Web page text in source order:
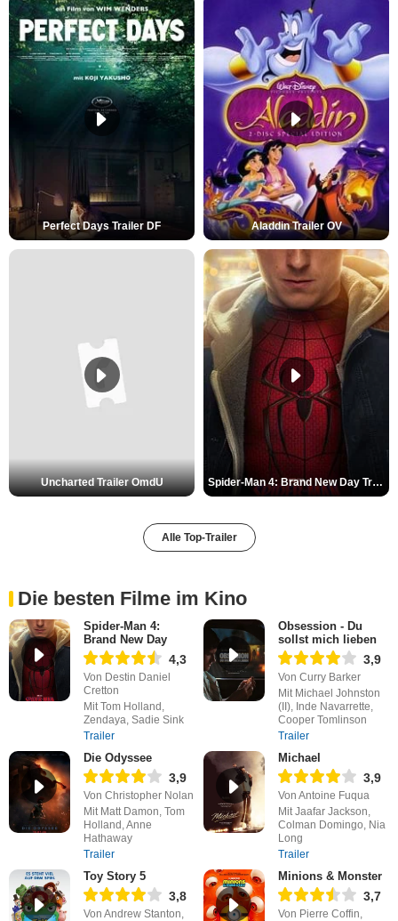
Perfect Days Trailer DF Aladdin Trailer OV
Uncharted Trailer OmdU Spider-Man 4: Brand New Day Trailer (3) DF
Alle Top-Trailer
Die besten Filme im Kino
Spider-Man 4:
Brand New Day
4,3
Von Destin Daniel
Cretton
Mit Tom Holland,
Zendaya, Sadie Sink
Trailer
Obsession - Du
sollst mich lieben
3,9
Von Curry Barker
Mit Michael Johnston
(II), Inde Navarrette,
Cooper Tomlinson
Trailer
Die Odyssee
3,9
Von Christopher Nolan
Mit Matt Damon, Tom
Holland, Anne
Hathaway
Trailer
Michael
3,9
Von Antoine Fuqua
Mit Jaafar Jackson,
Colman Domingo, Nia
Long
Trailer
Toy Story 5
3,8
Von Andrew Stanton,
Minions & Monster
3,7
Von Pierre Coffin,